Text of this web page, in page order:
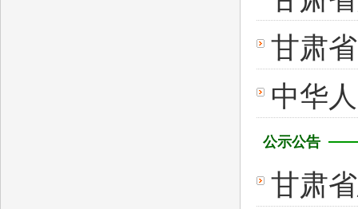
甘肃
中华
公示公告
甘肃